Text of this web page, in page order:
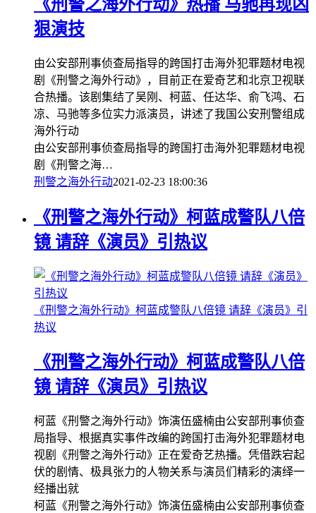
《刑警之海外行动》热播 马驰再现凶
狠演技
由公安部刑事侦查局指导的跨国打击海外犯罪题材电视
剧《刑警之海外行动》，目前正在爱奇艺和北京卫视联
合热播。该剧集结了吴刚、柯蓝、任达华、俞飞鸿、石
凉、马驰等多位实力派演员，讲述了我国公安刑警组成
海外行动
由公安部刑事侦查局指导的跨国打击海外犯罪题材电视
剧《刑警之海…
刑警之海外行动2021-02-23 18:00:36
《刑警之海外行动》柯蓝成警队八倍
镜 请辞《演员》引热议
《刑警之海外行动》柯蓝成警队八倍镜 请辞《演员》引
热议
《刑警之海外行动》柯蓝成警队八倍
镜 请辞《演员》引热议
柯蓝《刑警之海外行动》饰演伍盛楠由公安部刑事侦查
局指导、根据真实事件改编的跨国打击海外犯罪题材电
视剧《刑警之海外行动》正在爱奇艺热播。凭借跌宕起
伏的剧情、极具张力的人物关系与演员们精彩的演绎一
经播出就
柯蓝《刑警之海外行动》饰演伍盛楠由公安部刑事侦查